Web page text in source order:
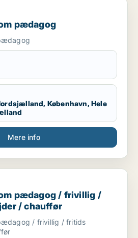
pædagog
København, Hele
Mere info
/ frivillig / fritids medarbejder
pædagog / frivillig /
/ chauffør
/ frivillig / fritids